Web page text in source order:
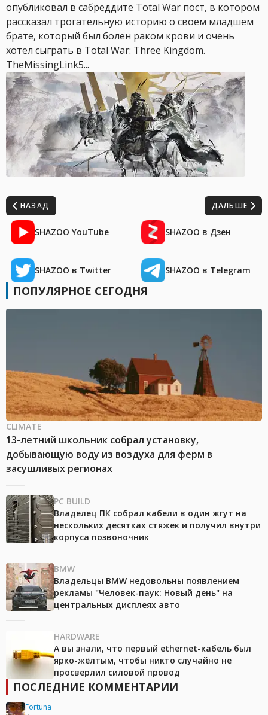
опубликовал в сабреддите Total War пост, в котором
рассказал трогательную историю о своем младшем
брате, который был болен раком крови и очень
хотел сыграть в Total War: Three Kingdom.
TheMissingLink5...
НАЗАД ДАЛЬШЕ
SHAZOO YouTube SHAZOO в Дзен
SHAZOO в Twitter SHAZOO в Telegram
ПОПУЛЯРНОЕ СЕГОДНЯ
CLIMATE
13-летний школьник собрал установку,
добывающую воду из воздуха для ферм в
засушливых регионах
PC BUILD
Владелец ПК собрал кабели в один жгут на
нескольких десятках стяжек и получил внутри
корпуса позвоночник
BMW
Владельцы BMW недовольны появлением
рекламы "Человек-паук: Новый день" на
центральных дисплеях авто
HARDWARE
А вы знали, что первый ethernet-кабель был
ярко-жёлтым, чтобы никто случайно не
просверлил силовой провод
ПОСЛЕДНИЕ КОММЕНТАРИИ
Fortuna